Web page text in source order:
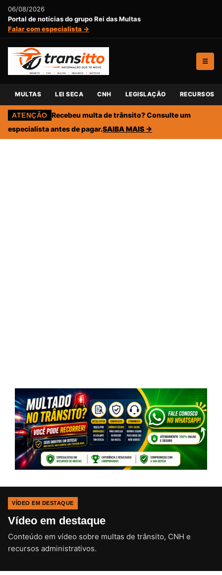
06/08/2026
Portal de notícias do grupo Rei das Multas
Falar com especialista →
☰
MULTAS LEI SECA CNH LEGISLAÇÃO RECURSOS
ATENÇÃO Recebeu multa de trânsito? Consulte um
especialista antes de pagar.SAIBA MAIS →
VÍDEO EM DESTAQUE
Vídeo em destaque
Conteúdo em vídeo sobre multas de trânsito, CNH e
recursos administrativos.CLIQUE PARA ATIVAR O SOM